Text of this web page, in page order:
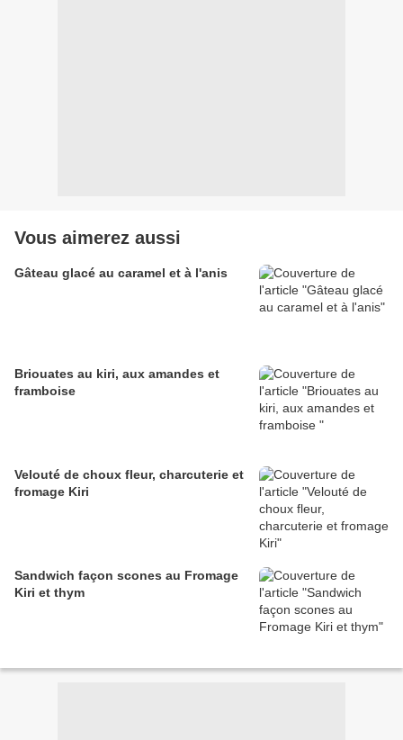
Vous aimerez aussi
Gâteau glacé au caramel et à l'anis
Briouates au kiri, aux amandes et
framboise
Velouté de choux fleur, charcuterie et
fromage Kiri
Sandwich façon scones au Fromage
Kiri et thym